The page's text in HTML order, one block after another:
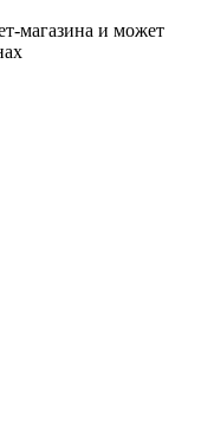
магазина и может